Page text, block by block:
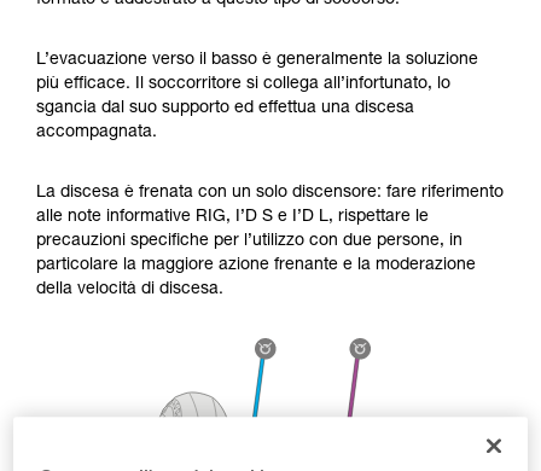
sicurezza, prima di riprodurla autonomamente.
Forniamo esempi di tecniche relative alla vostra
attività. Ne possono esistere altre che non
vengono qui descritte.
L’evacuazione verso il basso è generalmente la soluzione
più efficace. Il soccorritore si collega all’infortunato, lo
sgancia dal suo supporto ed effettua una discesa
accompagnata.
La discesa è frenata con un solo discensore: fare riferimento
alle note informative RIG, I’D S e I’D L, rispettare le
precauzioni specifiche per l’utilizzo con due persone, in
particolare la maggiore azione frenante e la moderazione
della velocità di discesa.